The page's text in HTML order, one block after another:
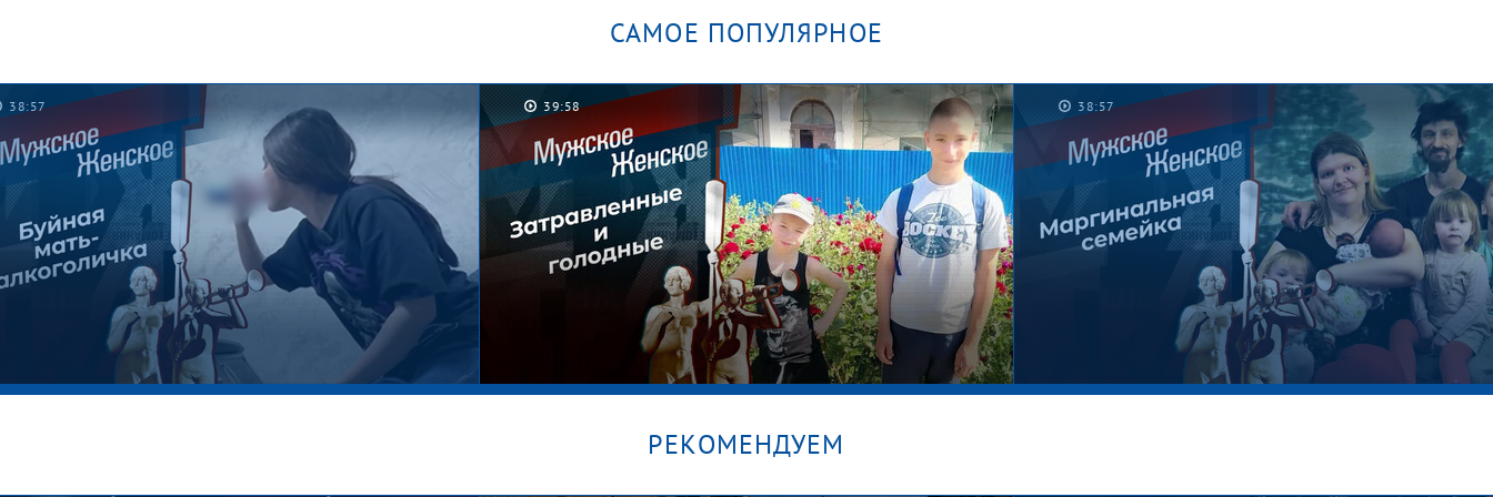
САМОЕ ПОПУЛЯРНОЕ
38:57 39:58 38:57
РЕКОМЕНДУЕМ